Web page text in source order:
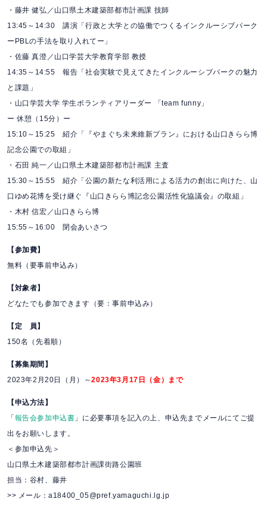
・藤井 健弘／山口県土木建築部都市計画課 技師
13:45～14:30 講演「行政と大学との協働でつくるインクルーシブパーク
ーPBLの手法を取り入れてー」
・佐藤 真澄／山口学芸大学教育学部 教授
14:35～14:55 報告「社会実験で見えてきたインクルーシブパークの魅力
と課題」
・山口学芸大学 学生ボランティアリーダー 「team funny」
ー 休憩（15分）ー
15:10～15:25 紹介「『やまぐち未来維新プラン』における山口きらら博
記念公園での取組」
・石田 純一／山口県土木建築部都市計画課 主査
15:30～15:55 紹介「公園の新たな利活用による活力の創出に向けた、山
口ゆめ花博を受け継ぐ『山口きらら博記念公園活性化協議会』の取組」
・木村 信宏／山口きらら博
15:55～16:00 閉会あいさつ
【参加費】
無料（要事前申込み）
【対象者】
どなたでも参加できます（要：事前申込み）
【定 員】
150名（先着順）
【募集期間】
2023年2月20日（月）～2023年3月17日（金）まで
【申込方法】
「 報告会参加申込書 」に必要事項を記入の上、申込先までメールにてご提
出をお願いします。
＜参加申込先＞
山口県土木建築部都市計画課街路公園班
担当：谷村、藤井
>> メール：a18400_05@pref.yamaguchi.lg.jp